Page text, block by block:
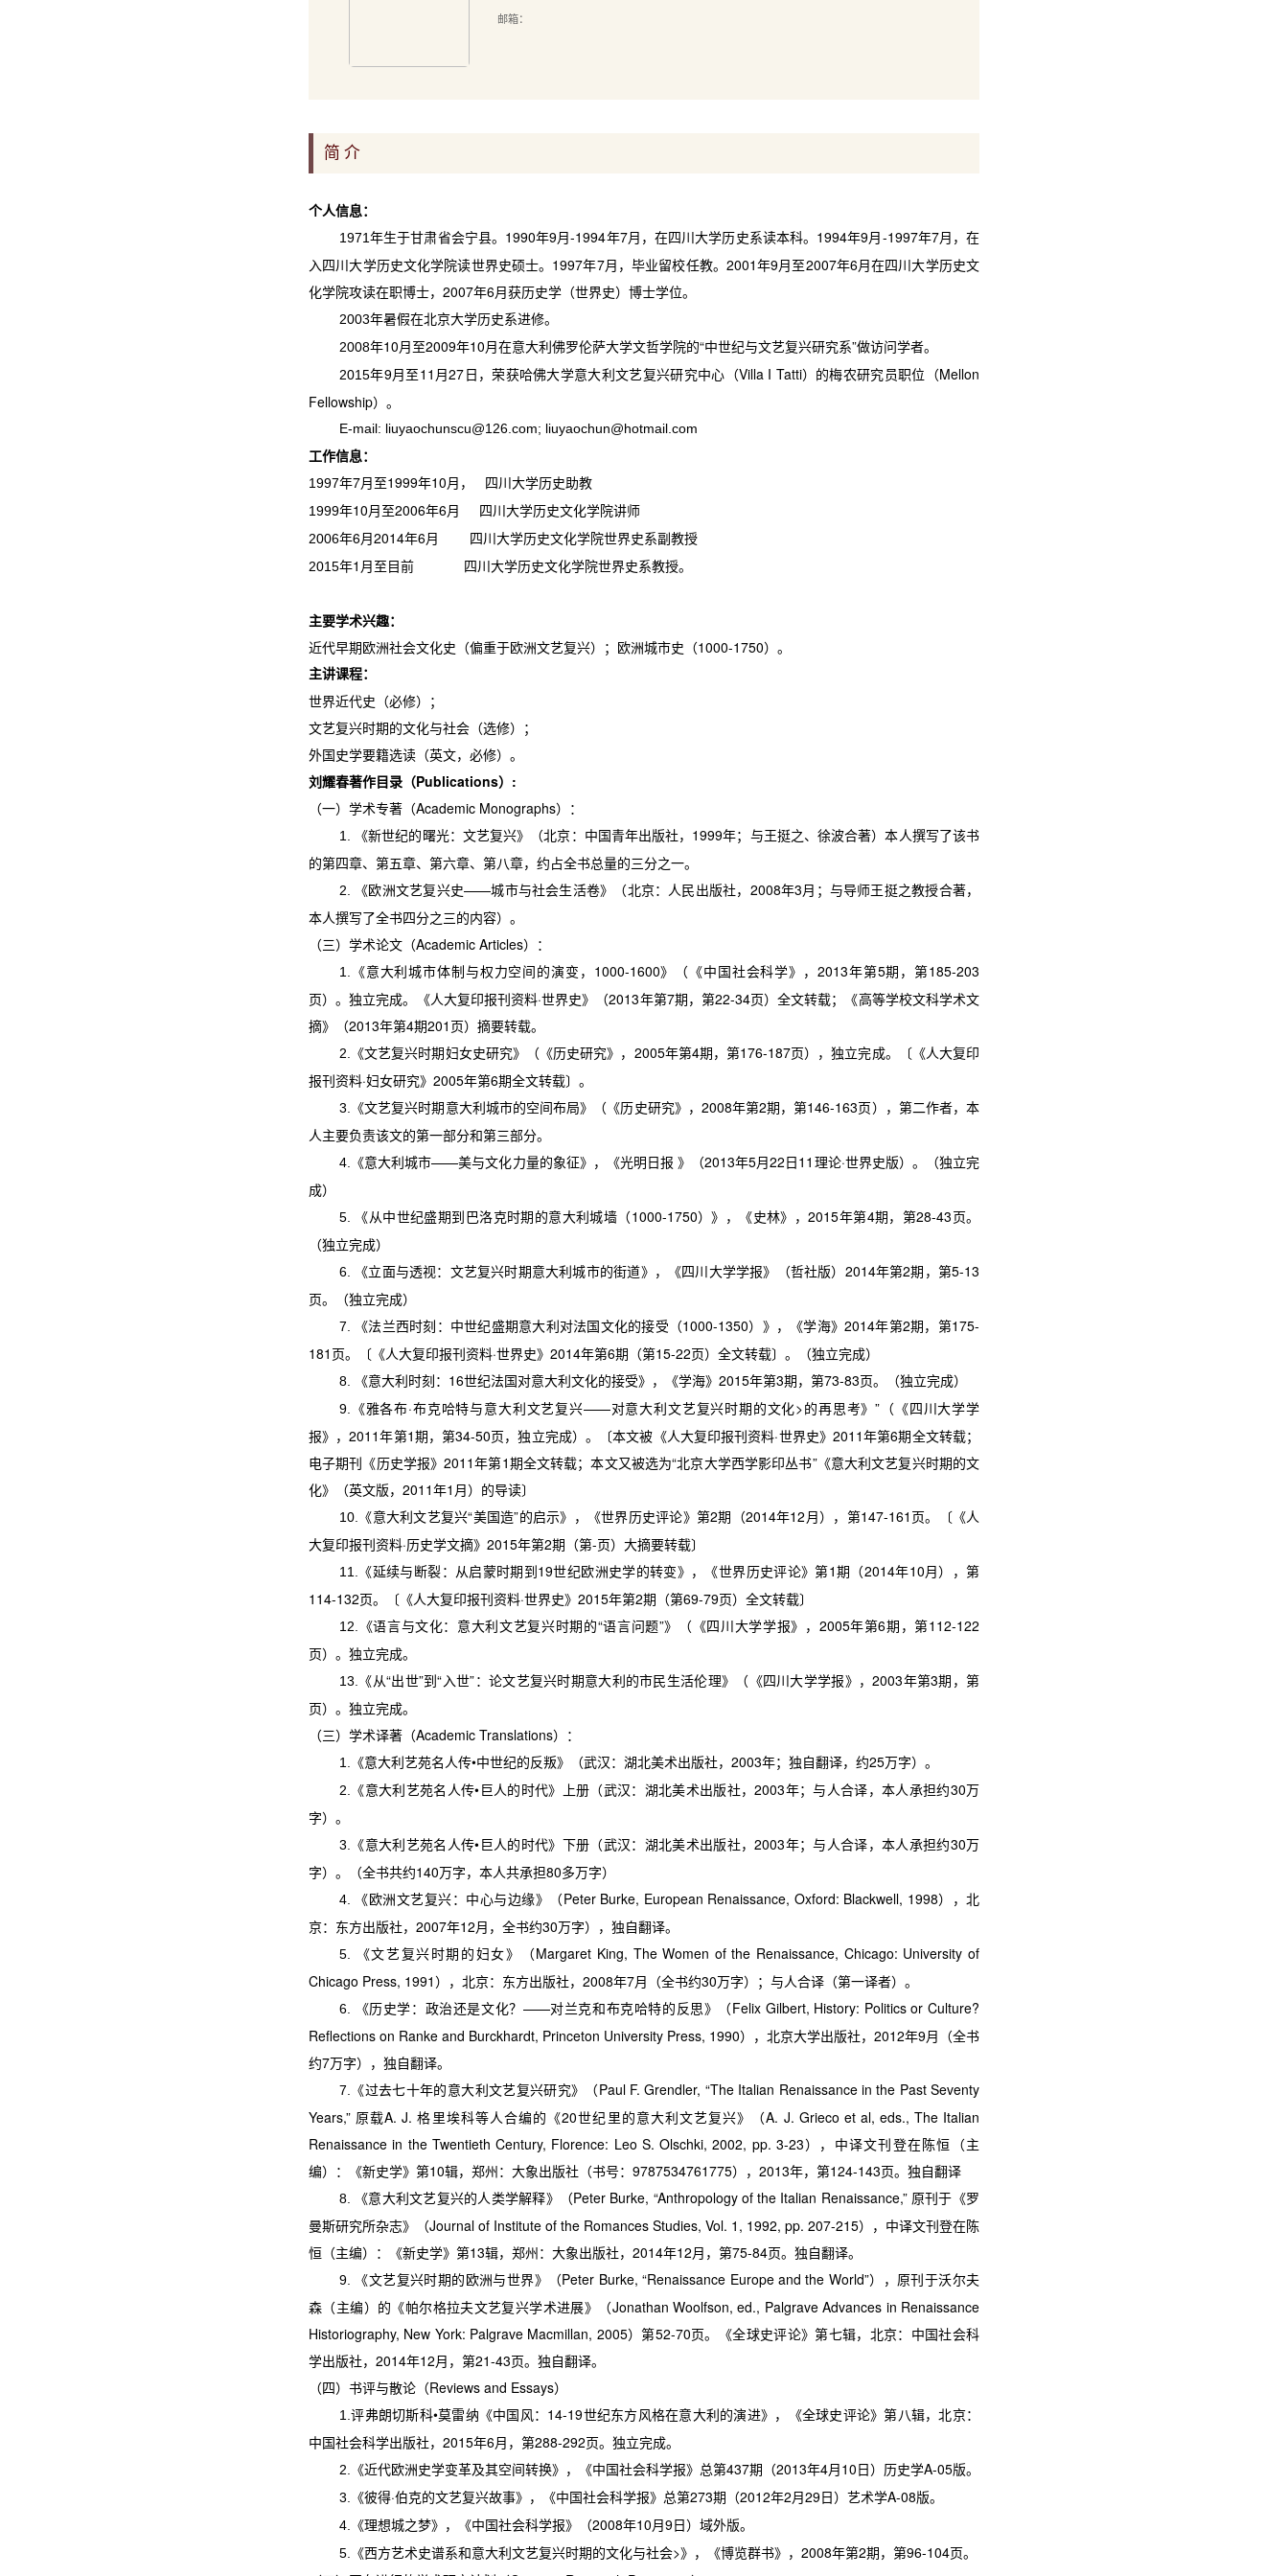
邮箱：
简 介
个人信息：
1971年生于甘肃省会宁县。 1990年9月-1994年7月，在四川大学历史系读本科。 1994年9月-1997年7月，在
入四川大学历史文化学院读世界史硕士。 1997年7月，毕业留校任教。 2001年9月至2007年6月在四川大学历史文
化学院攻读在职博士， 2007年6月获历史学（世界史）博士学位。
2003年暑假在北京大学历史系进修。
2008年10月至2009年10月在意大利佛罗伦萨大学文哲学院的“中世纪与文艺复兴研究系”做访问学者。
2015年9月至11 月27日，荣获哈佛大学意大利文艺复兴研究中心（Villa I Tatti）的梅农研究员职位（Mellon
Fellowship）。
E-mail: liuyaochunscu@126.com; liuyaochun@hotmail.com
工作信息：
1997年7月至1999年10月， 四川大学历史助教
1999年10月至2006年6月 四川大学历史文化学院讲师
2006年6月2014年6月 四川大学历史文化学院世界史系副教授
2015年1 月至目前 四川大学历史文化学院世界史系教授。
主要学术兴趣：
近代早期欧洲社会文化史（偏重于欧洲文艺复兴）；欧洲城市史（1000-1750）。
主讲课程：
世界近代史（必修）；
文艺复兴时期的文化与社会（选修）；
外国史学要籍选读（英文，必修）。
刘耀春著作目录（Publications） :
（一）学术专著（Academic Monographs）：
1. 《新世纪的曙光：文艺复兴》（北京：中国青年出版社， 1999年；与王挺之、徐波合著）本人撰写了该书
的第四章、第五章、第六章、第八章，约占全书总量的三分之一。
2. 《欧洲文艺复兴史——城市与社会生活卷》（北京：人民出版社， 2008年3月；与导师王挺之教授合著，
本人撰写了全书四分之三的内容）。
（三）学术论文（Academic Articles）：
1. 《意大利城市体制与权力空间的演变， 1000-1600》（《中国社会科学》， 2013年第5期，第185-203
页）。独立完成。《人大复印报刊资料·世界史》（2013年第7期，第22-34页）全文转载；《高等学校文科学术文
摘》（2013年第4期201 页）摘要转载。
2. 《文艺复兴时期妇女史研究》（《历史研究》， 2005年第4期，第176-187页），独立完成。〔《人大复印
报刊资料·妇女研究》 2005年第6期全文转载〕。
3. 《文艺复兴时期意大利城市的空间布局》（《历史研究》， 2008年第2期，第146-163页），第二作者，本
人主要负责该文的第一部分和第三部分。
4. 《意大利城市——美与文化力量的象征》，《光明日报 》（2013年5月22日11 理论·世界史版）。（独立完
成）
5. 《从中世纪盛期到巴洛克时期的意大利城墙（1000-1750）》，《史林》，2015年第4期，第28-43页。
（独立完成）
6. 《立面与透视：文艺复兴时期意大利城市的街道》，《四川大学学报》（哲社版） 2014年第2期，第5-13
页。（独立完成）
7. 《法兰西时刻：中世纪盛期意大利对法国文化的接受（1000-1350）》，《学海》2014年第2期，第175-
181 页。〔《人大复印报刊资料·世界史》 2014年第6期（第15-22页）全文转载〕。（独立完成）
8. 《意大利时刻： 16世纪法国对意大利文化的接受》，《学海》 2015年第3期，第73-83页。（独立完成）
9. 《雅各布·布克哈特与意大利文艺复兴——对意大利文艺复兴时期的文化>的再思考》” （《四川大学学
报》，2011年第1期，第34-50页，独立完成）。〔本文被《人大复印报刊资料·世界史》2011年第6期全文转载；
电子期刊《历史学报》2011年第1期全文转载；本文又被选为“北京大学西学影印丛书”《意大利文艺复兴时期的文
化》（英文版， 2011年1 月）的导读〕
10. 《意大利文艺复兴“美国造”的启示》，《世界历史评论》第2期（2014年12 月），第147-161 页。〔《人
大复印报刊资料·历史学文摘》 2015年第2期（第-页）大摘要转载〕
11. 《延续与断裂：从启蒙时期到19世纪欧洲史学的转变》，《世界历史评论》第1期（2014年10月），第
114-132页。〔《人大复印报刊资料·世界史》 2015年第2期（第69-79页）全文转载〕
12. 《语言与文化：意大利文艺复兴时期的“语言问题”》（《四川大学学报》， 2005年第6期，第112-122
页）。独立完成。
13. 《从“出世”到“ 入世”：论文艺复兴时期意大利的市民生活伦理》（《四川大学学报》，2003年第3期，第
页）。独立完成。
（三）学术译著（Academic Translations）：
1. 《意大利艺苑名人传•中世纪的反叛》（武汉：湖北美术出版社， 2003年；独自翻译，约25万字）。
2. 《意大利艺苑名人传•巨人的时代》上册（武汉：湖北美术出版社，2003年；与人合译，本人承担约30万
字）。
3. 《意大利艺苑名人传•巨人的时代》下册（武汉：湖北美术出版社，2003年；与人合译，本人承担约30万
字）。（全书共约140万字，本人共承担80多万字）
4. 《欧洲文艺复兴：中心与边缘》（Peter Burke, European Renaissance, Oxford: Blackwell, 1998），北
京：东方出版社， 2007年12月，全书约30万字），独自翻译。
5. 《文艺复兴时期的妇女》（Margaret King, The Women of the Renaissance, Chicago: University of
Chicago Press, 1991），北京：东方出版社， 2008年7月（全书约30万字）；与人合译（第一译者）。
6. 《历史学：政治还是文化？ ——对兰克和布克哈特的反思》（Felix Gilbert, History: Politics or Culture?
Reflections on Ranke and Burckhardt, Princeton University Press, 1990），北京大学出版社， 2012年9月（全书
约7万字），独自翻译。
7. 《过去七十年的意大利文艺复兴研究》（Paul F. Grendler, “The Italian Renaissance in the Past Seventy
Years,” 原载A. J.格里埃科等人合编的《20世纪里的意大利文艺复兴》（A. J. Grieco et al, eds., The Italian
Renaissance in the Twentieth Century, Florence: Leo S. Olschki, 2002, pp. 3-23），中译文刊登在陈恒（主
编）：《新史学》第10辑，郑州：大象出版社（书号： 9787534761775）， 2013年，第124-143页。独自翻译
8. 《意大利文艺复兴的人类学解释》（Peter Burke, “Anthropology of the Italian Renaissance,” 原刊于《罗
曼斯研究所杂志》（Journal of Institute of the Romances Studies, Vol. 1, 1992, pp. 207-215），中译文刊登在陈
恒（主编）：《新史学》第13辑，郑州：大象出版社， 2014年12月，第75-84页。独自翻译。
9. 《文艺复兴时期的欧洲与世界》（Peter Burke, “Renaissance Europe and the World”），原刊于沃尔夫
森（主编）的《帕尔格拉夫文艺复兴学术进展》（Jonathan Woolfson, ed., Palgrave Advances in Renaissance
Historiography, New York: Palgrave Macmillan, 2005）第52-70页。《全球史评论》第七辑，北京：中国社会科
学出版社， 2014年12月，第21-43页。独自翻译。
（四）书评与散论（Reviews and Essays）
1. 评弗朗切斯科•莫雷纳《中国风： 14-19世纪东方风格在意大利的演进》，《全球史评论》第八辑，北京：
中国社会科学出版社， 2015年6月，第288-292页。独立完成。
2. 《近代欧洲史学变革及其空间转换》，《中国社会科学报》总第437期（2013年4月10日）历史学A-05版。
3. 《彼得·伯克的文艺复兴故事》，《中国社会科学报》总第273期（2012年2月29日）艺术学A-08版。
4. 《理想城之梦》，《中国社会科学报》（2008年10月9日）域外版。
5. 《西方艺术史谱系和意大利文艺复兴时期的文化与社会>》，《博览群书》， 2008年第2期，第96-104页。